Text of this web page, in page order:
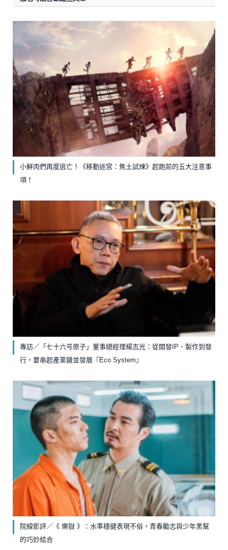
小鮮肉們再度逃亡！《移動迷宮：焦土試煉》起跑前的五大注意事
項！
專訪／「七十六号原子」董事總經理楊志光：從開發IP、製作到發
行，要串起產業鏈並發展『Eco System』
院線影評／《 樂獄 》：水準穩健表現不俗，青春勵志與少年黑幫
的巧妙結合